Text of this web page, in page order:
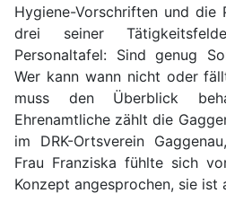
Hygiene-Vorschriften und die
drei seiner
Personaltafel: Sind genug
Wer kann wann nicht oder
muss den Überblick
Ehrenamtliche zählt die
im DRK-Ortsverein
Frau Franziska fühlte sich
Konzept angesprochen, sie